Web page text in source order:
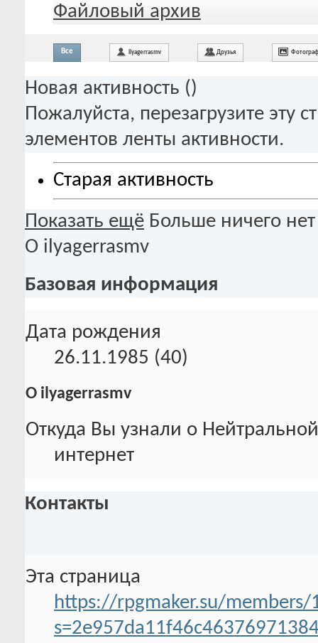
Файловый архив
Все ilyagerrasmv Друзья
Новая активность ()
Пожалуйста, перезагрузите эту
элементов ленты активности.
Старая активность
Показать ещё Больше ничего нет
О ilyagerrasmv
Базовая информация
Дата рождения
26.11.1985 (40)
О ilyagerrasmv
Откуда Вы узнали о
интернет
Контакты
Эта страница
https://rpgmaker.su/